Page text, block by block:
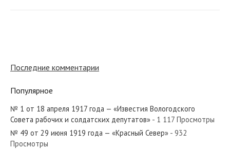
«Красный Север»
№ 84 от апреля 1960 года —
Последние комментарии
Популярное
№ 1 от 18 апреля 1917 года — «Известия Вологодского
Совета рабочих и солдатских депутатов» - 1 117 Просмотры
№ 49 от 29 июня 1919 года — «Красный Север» - 932
Просмотры